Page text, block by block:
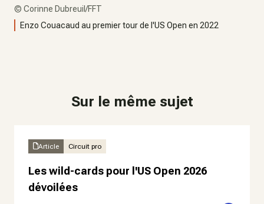
© Corinne Dubreuil/FFT
Enzo Couacaud au premier tour de l'US Open en 2022
Sur le même sujet
Article Circuit pro
Les wild-cards pour l'US Open 2026
dévoilées